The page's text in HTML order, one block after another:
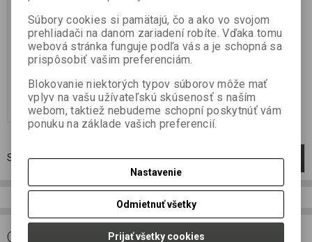
ovládání RX+ Remote a čidel RX+
Sensor Světla RX+ Light, dálkové
ovládání a čidla byly navrženy pro
spojení s hlásiči...
377,99 EUR
307,309 EUR (Vaša cena bez DPH:)
Pridať do košíka
Strana1z1Celkom1záznamov
ODBER NOVINIEK
Súbory cookies si pamätajú, čo a ako vo svojom
prehliadači na danom zariadení robíte. Vďaka tomu
webová stránka funguje podľa vás a je schopná sa
prispôsobiť vašim preferenciám.
Blokovanie niektorých typov súborov môže mať
vplyv na vašu užívateľskú skúsenosť s naším
webom, taktiež nebudeme schopní poskytnúť vám
ponuku na základe vašich preferencií.
Nastavenie
Odmietnuť všetky
Prijať všetky cookies